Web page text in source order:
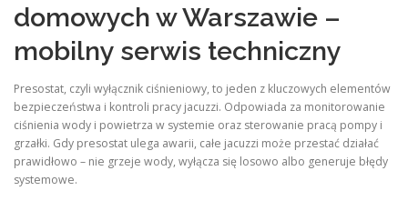
domowych w Warszawie –
mobilny serwis techniczny
Presostat, czyli wyłącznik ciśnieniowy, to jeden z kluczowych elementów
bezpieczeństwa i kontroli pracy jacuzzi. Odpowiada za monitorowanie
ciśnienia wody i powietrza w systemie oraz sterowanie pracą pompy i
grzałki. Gdy presostat ulega awarii, całe jacuzzi może przestać działać
prawidłowo – nie grzeje wody, wyłącza się losowo albo generuje błędy
systemowe.